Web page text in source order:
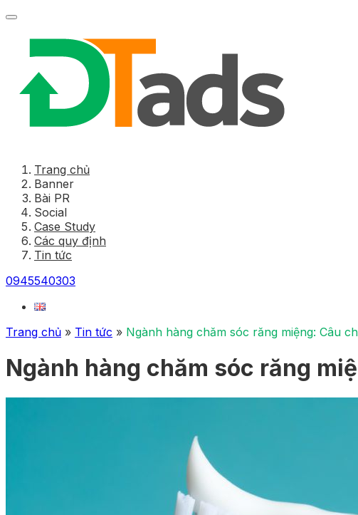
Trang chủ
Banner
Bài PR
Social
Case Study
Các quy định
Tin tức
0945540303
Trang chủ » Tin tức » Ngành hàng chăm sóc răng miệng: Câu
Ngành hàng chăm sóc răng